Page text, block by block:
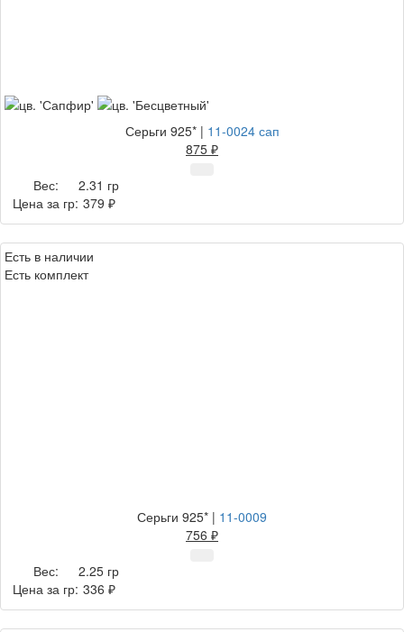
Серьги 925* | 11-0024 сап
875 ₽
Вес:
2.31 гр
Цена за гр: 379 ₽
Есть в наличии
Есть комплект
Серьги 925* | 11-0009
756 ₽
Вес:
2.25 гр
Цена за гр: 336 ₽